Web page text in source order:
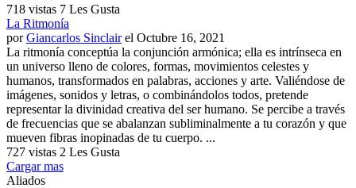
718 vistas 7 Les Gusta
La Ritmonía
porGiancarlos Sinclair el Octubre 16, 2021
La ritmonía conceptúa la conjunción armónica; ella es intrínseca en
un universo lleno de colores, formas, movimientos celestes y
humanos, transformados en palabras, acciones y arte. Valiéndose de
imágenes, sonidos y letras, o combinándolos todos, pretende
representar la divinidad creativa del ser humano. Se percibe a través
de frecuencias que se abalanzan subliminalmente a tu corazón y que
mueven fibras inopinadas de tu cuerpo. ...
727 vistas 2 Les Gusta
Cargar mas
Aliados